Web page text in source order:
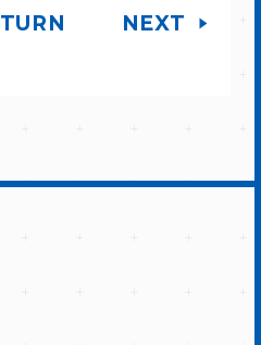
NEXT